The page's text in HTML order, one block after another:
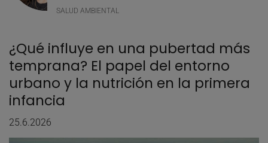
SALUD AMBIENTAL
¿Qué influye en una pubertad más
temprana? El papel del entorno
urbano y la nutrición en la primera
infancia
25.6.2026